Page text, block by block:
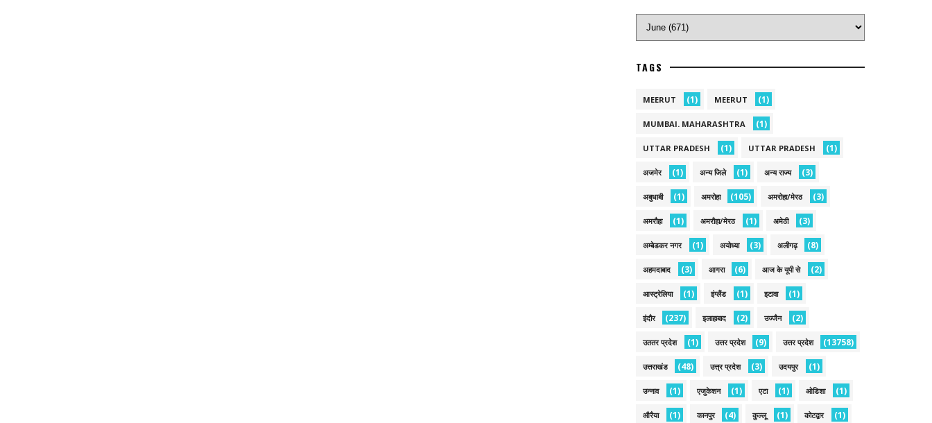
TAGS
MEERUT (1) MEERUT (1)
MUMBAI. MAHARASHTRA (1)
UTTAR PRADESH (1) UTTAR PRADESH (1)
अजमेर (1) अन्य जिले (1) अन्य राज्य (3)
अबुधाबी (1) अमरोहा (105) अमरोहा/मेरठ (3)
अमरौहा (1) अमरौहा/मेरठ (1) अमेठी (3)
अम्बेडकर नगर (1) अयोध्या (3) अलीगढ़ (8)
अहमदाबाद (3) आगरा (6) आज के यूपी से (2)
आस्ट्रेलिया (1) इंग्लैंड (1) इटावा (1)
इंदौर (237) इलाहाबाद (2) उज्जैन (2)
उततर प्रदेश (1) उत्तर प्रदेश (9) उत्तर प्रदेश (13758)
उत्तराखंड (48) उत्त्र प्रदेश (3) उदयपुर (1)
उन्नाव (1) एजुकेशन (1) एटा (1) ओडिशा (1)
औरैया (1) कानपुर (4) कुल्लू (1) कोटद्वार (1)